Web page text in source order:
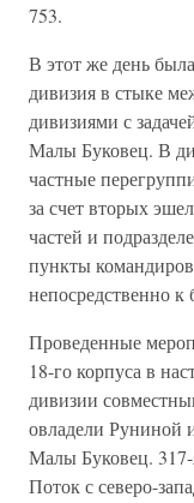
753.
В этот же день
дивизия в стыке
дивизиями с
Малы Буковец. В
частные
за счет вторых
частей и
пункты
непосредственно
Проведенные
18-го корпуса в
дивизии
овладели Руниной
Малы Буковец. 317-
Поток с северо-